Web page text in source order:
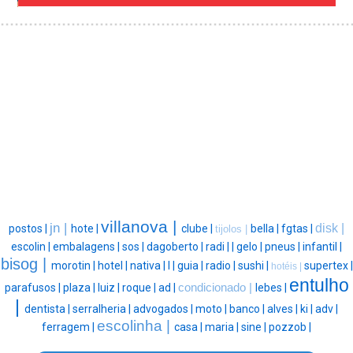
postos | jn | hote | villanova | clube | tijolos | bella | fgtas | disk |
escolin | embalagens | sos | dagoberto | radi | gelo | pneus | infantil |
bisog | morotin | hotel | nativa | guia | radio | sushi | hotéis | supertex |
parafusos | plaza | luiz | roque | ad | condicionado | lebes | entulho
dentista | serralheria | advogados | moto | banco | alves | ki | adv |
ferragem | escolinha | casa | maria | sine | pozzob |